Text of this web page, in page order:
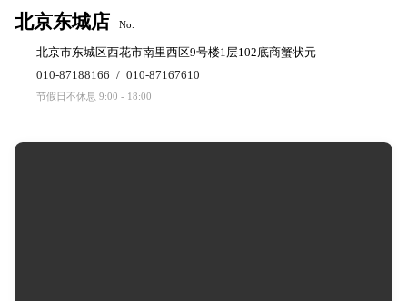
北京东城店 No.
北京市东城区西花市南里西区9号楼1层102底商蟹状元
010-87188166 / 010-87167610
节假日不休息 9:00 - 18:00